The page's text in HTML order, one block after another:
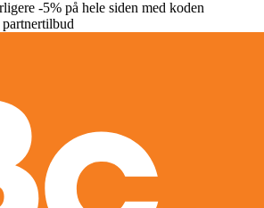
-5% på hele siden med koden